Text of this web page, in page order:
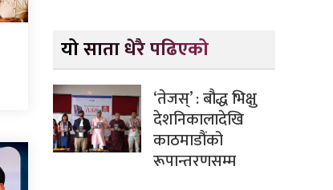
यो साता धेरै पढिएको
‘तेजस्’ : बौद्ध भिक्षु
देशनिकालादेखि
काठमाडौंको
रूपान्तरणसम्म